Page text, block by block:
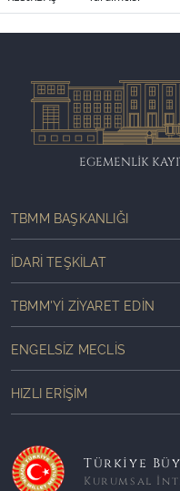
EGEMENLİK
TBMM BAŞKANLIĞI
İDARI TEŞKILAT
TBMM'YI ZIYARET EDIN
ENGELSIZ MECLIS
HIZLI ERIŞIM
Türkiye
Kurumsal